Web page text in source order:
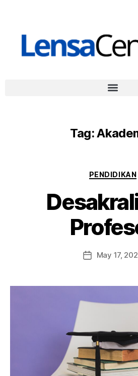
Tag:
PENDIDIKAN
May 17,